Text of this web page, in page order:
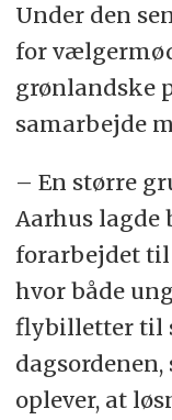
Under den
for
grønlandske
samarbejde
– En større
Aarhus lagde
forarbejdet til
hvor både
flybilletter til
dagsordenen,
oplever, at